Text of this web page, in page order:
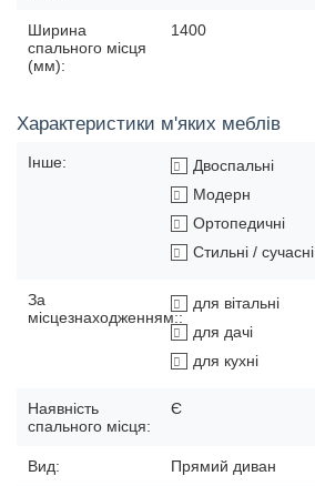
Ширина
спального місця
(мм):
1400
Характеристики м'яких меблів
Інше:
Двоспальні
Модерн
Ортопедичні
Стильні / сучасні
За
місцезнаходженням::
для вітальні
для дачі
для кухні
Наявність
спального місця:
Є
Вид: Прямий диван